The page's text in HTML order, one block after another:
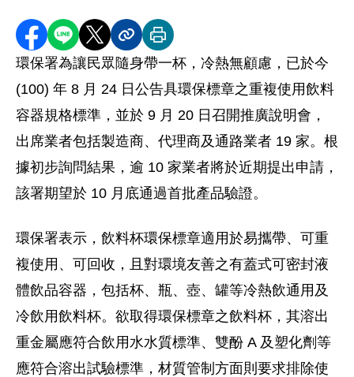
分享至 Facebook
分享到 LINE
分享到 X分享內容連結
列印本頁
環保署為讓民眾隨身帶一杯，冷熱無顧慮，已於今
(100) 年 8 月 24 日公告具環保標章之重複使用飲料
容器規格標準，並於 9 月 20 日召開推廣說明會，
出席業者包括製造商、代理商及通路業者 19 家。根
據初步詢問結果，逾 10 家業者將於近期提出申請，
該署期望於 10 月底通過首批產品驗證。
環保署表示，飲料杯環保標章適用於易攜帶、可重
複使用、可回收，且對環境友善之有蓋式可密封液
體飲品容器，包括杯、瓶、壺、罐等冷熱飲通用及
冷飲用飲料杯。欲取得環保標章之飲料杯，其溶出
重金屬應符合飲用水水質標準、雙酚 A 及塑化劑等
應符合溶出試驗標準，材質管制方面則要求排除使